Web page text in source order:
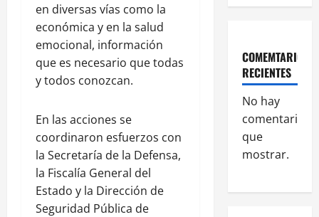
en diversas vías como la
económica y en la salud
emocional, información
que es necesario que todas
y todos conozcan.
En las acciones se
coordinaron esfuerzos con
la Secretaría de la Defensa,
la Fiscalía General del
Estado y la Dirección de
Seguridad Pública de
COMEMTARIOS
RECIENTES
No hay
comentarios
que
mostrar.